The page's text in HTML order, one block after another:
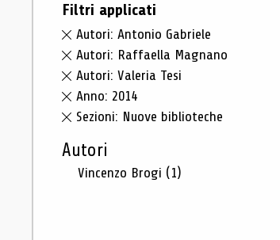
Filtri applicati
Autori: Antonio Gabriele
Autori: Raffaella Magnano
Autori: Valeria Tesi
Anno: 2014
Sezioni: Nuove biblioteche
Autori
Vincenzo Brogi (1)